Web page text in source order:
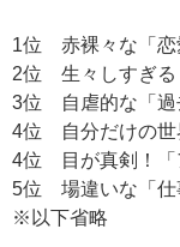
1位 赤裸々な「
2位 生々しすぎ
3位 自虐的な「
4位 自分だけの
4位 目が真剣！
5位 場違いな「
※以下省略